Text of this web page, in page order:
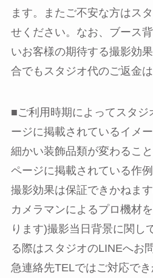
ます。またご不安な方はス
せください。なお、ブース
いお客様の期待する撮影効
合でもスタジオ代のご返金は
■ご利用時期によってスタ
ージに掲載されているイメ
細かい装飾品類が変わるこ
ページに掲載されている作
撮影効果は保証できかねま
カメラマンによるプロ機材
ります)撮影当日背景に関し
る際はスタジオのLINEへお
急連絡先TELではご対応で